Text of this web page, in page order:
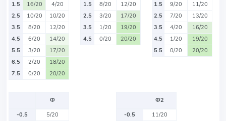
1.5
16/20
4/20
2.5
10/20
10/20
3.5
8/20
12/20
4.5
6/20
14/20
5.5
3/20
17/20
6.5
2/20
18/20
7.5
0/20 20/20
1.5
8/20
12/20
2.5
3/20
17/20
3.5
1/20
19/20
4.5
0/20 20/20
1.5
9/20
11/20
2.5
7/20
13/20
3.5
4/20
16/20
4.5
1/20
19/20
5.5
0/20 20/20
Ф
-0.5
5/20
Ф2
-0.5
11/20